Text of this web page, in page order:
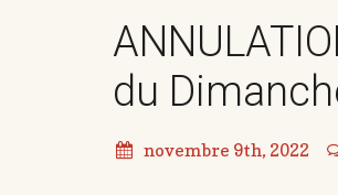
du
novembre 9th, 2022